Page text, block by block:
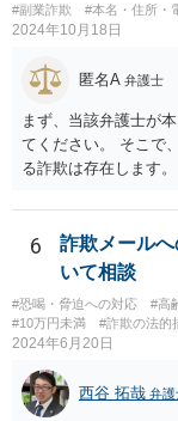
#副業詐欺 #本名・住所・
2024年10月18日
匿名A 弁護士
まず、当該弁護士が
てください。 そこで
る詐欺は存在します
6
詐欺メール
いて相談
#恐喝・脅迫への対応 #高
#10万円未満
#詐欺の法的
2024年6月20日
西谷 拓哉 弁護